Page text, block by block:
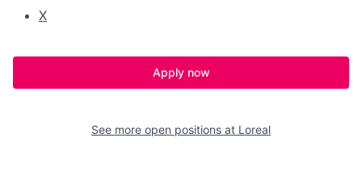
X
Apply now
See more open positions at Loreal